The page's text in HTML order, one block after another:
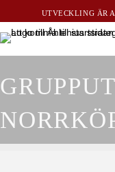
UTVECKLING ÄR